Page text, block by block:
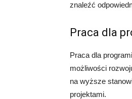
znaleźć
Praca dla
Praca dla
możliwości
na wyższe
projektami.